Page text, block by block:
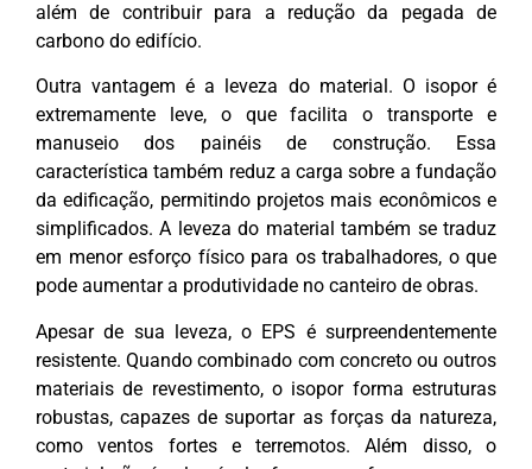
além de contribuir para a redução da pegada de
carbono do edifício.
Outra vantagem é a leveza do material. O isopor é
extremamente leve, o que facilita o transporte e
manuseio dos painéis de construção. Essa
característica também reduz a carga sobre a fundação
da edificação, permitindo projetos mais econômicos e
simplificados. A leveza do material também se traduz
em menor esforço físico para os trabalhadores, o que
pode aumentar a produtividade no canteiro de obras.
Apesar de sua leveza, o EPS é surpreendentemente
resistente. Quando combinado com concreto ou outros
materiais de revestimento, o isopor forma estruturas
robustas, capazes de suportar as forças da natureza,
como ventos fortes e terremotos. Além disso, o